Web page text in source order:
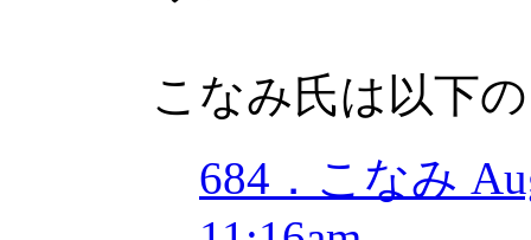
こなみ氏は以下
684．こなみ